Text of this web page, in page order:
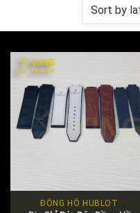
ĐỒNG HỒ HUBLOT